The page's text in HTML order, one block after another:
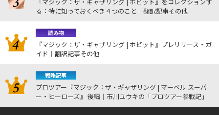
る：特に知っておくべき４つのこと｜翻訳記事その他
読み物
『マジック：ザ・ギャザリング | ホビット』プレリリース・ガ
イド｜翻訳記事その他
戦略記事
プロツアー『マジック：ザ・ギャザリング | マーベル スーパ
ー・ヒーローズ』 後編｜市川ユウキの「プロツアー参戦記」